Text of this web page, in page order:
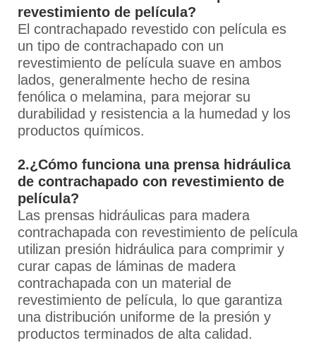
revestimiento de película?
El contrachapado revestido con película es
un tipo de contrachapado con un
revestimiento de película suave en ambos
lados, generalmente hecho de resina
fenólica o melamina, para mejorar su
durabilidad y resistencia a la humedad y los
productos químicos.
2.¿Cómo funciona una prensa hidráulica
de contrachapado con revestimiento de
película?
Las prensas hidráulicas para madera
contrachapada con revestimiento de película
utilizan presión hidráulica para comprimir y
curar capas de láminas de madera
contrachapada con un material de
revestimiento de película, lo que garantiza
una distribución uniforme de la presión y
productos terminados de alta calidad.